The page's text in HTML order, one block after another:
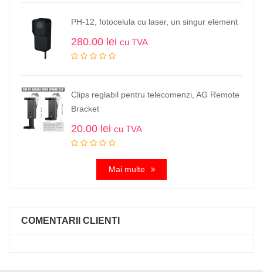
PH-12, fotocelula cu laser, un singur element
280.00 lei cu TVA
Clips reglabil pentru telecomenzi, AG Remote
Bracket
20.00 lei cu TVA
Mai multe
COMENTARII CLIENTI